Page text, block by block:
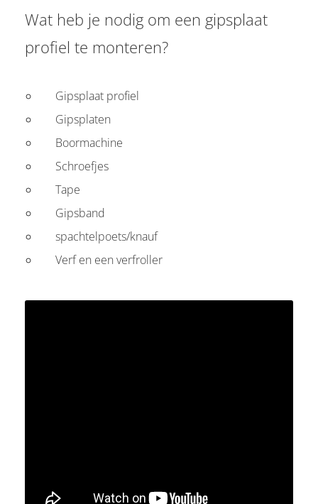
Wat heb je nodig om een gipsplaat
profiel te monteren?
Gipsplaat profiel
Gipsplaten
Boormachine
Schroefjes
Tape
Gipsband
spachtelpoets/knauf
Verf en een verfroller